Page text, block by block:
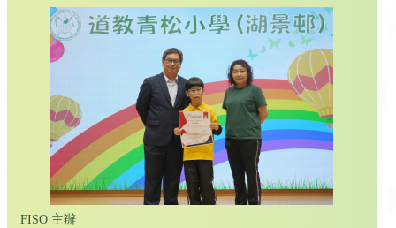
FISO 主辦